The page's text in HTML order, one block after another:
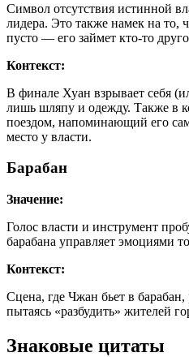
Символ отсутствия истинной
лидера. Это также намек на то,
пусто — его займет кто-то
Контекст:
В финале Хуан взрывает себя
лишь шляпу и одежду. Также в
поездом, напоминающий его
место у власти.
Барабан
Значение:
Голос власти и инструмент
барабана управляет эмоциями
Контекст:
Сцена, где Чжан бьет в
пытаясь «разбудить» жителей
Знаковые цитаты